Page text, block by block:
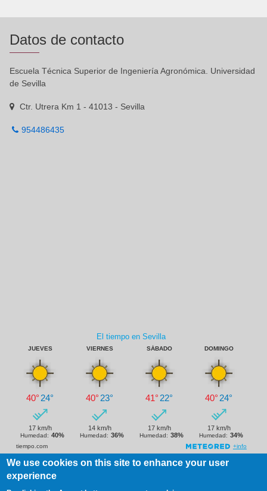
Datos de contacto
Escuela Técnica Superior de Ingeniería Agronómica. Universidad
de Sevilla
Ctr. Utrera Km 1 - 41013 - Sevilla
954486435
We use cookies on this site to enhance your user
experience